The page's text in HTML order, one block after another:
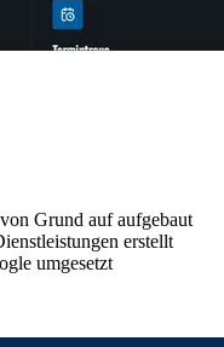
Grund auf aufgebaut
erstellt
umgesetzt